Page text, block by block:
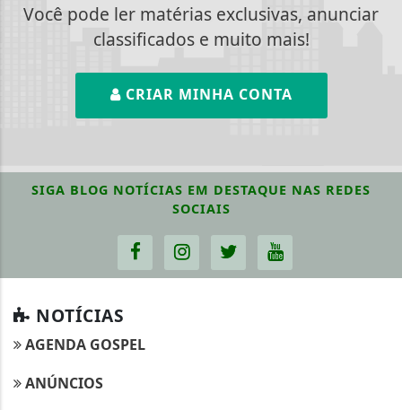
Você pode ler matérias exclusivas, anunciar
classificados e muito mais!
CRIAR MINHA CONTA
SIGA BLOG NOTÍCIAS EM DESTAQUE NAS REDES
SOCIAIS
NOTÍCIAS
AGENDA GOSPEL
ANÚNCIOS